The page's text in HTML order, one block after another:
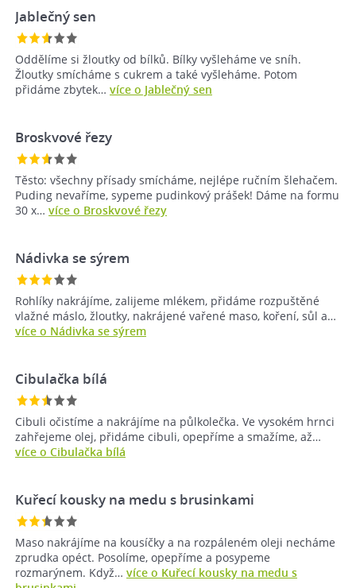
Jablečný sen
Oddělíme si žloutky od bílků. Bílky vyšleháme ve sníh.
Žloutky smícháme s cukrem a také vyšleháme. Potom
přidáme zbytek… více o Jablečný sen
Broskvové řezy
Těsto: všechny přísady smícháme, nejlépe ručním šlehačem.
Puding nevaříme, sypeme pudinkový prášek! Dáme na formu
30 x… více o Broskvové řezy
Nádivka se sýrem
Rohlíky nakrájíme, zalijeme mlékem, přidáme rozpuštěné
vlažné máslo, žloutky, nakrájené vařené maso, koření, sůl a…
více o Nádivka se sýrem
Cibulačka bílá
Cibuli očistíme a nakrájíme na půlkolečka. Ve vysokém hrnci
zahřejeme olej, přidáme cibuli, opepříme a smažíme, až…
více o Cibulačka bílá
Kuřecí kousky na medu s brusinkami
Maso nakrájíme na kousíčky a na rozpáleném oleji necháme
zprudka opéct. Posolíme, opepříme a posypeme
rozmarýnem. Když… více o Kuřecí kousky na medu s